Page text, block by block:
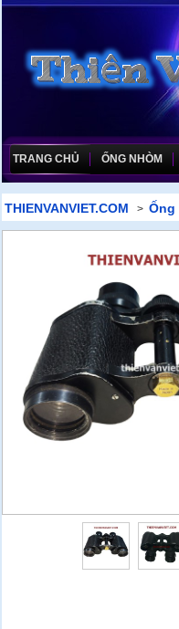
TRANG CHỦ ỐNG NHÒM
THIENVANVIET.COM > Ống